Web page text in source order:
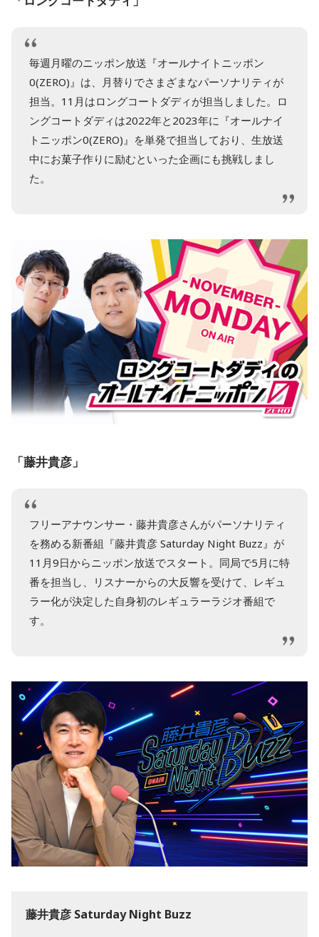
毎週月曜のニッポン放送『オールナイトニッポン
0(ZERO)』は、月替りでさまざまなパーソナリティが
担当。11月はロングコートダディが担当しました。ロ
ングコートダディは2022年と2023年に『オールナイ
トニッポン0(ZERO)』を単発で担当しており、生放送
中にお菓子作りに励むといった企画にも挑戦しまし
た。
「藤井貴彦」
フリーアナウンサー・藤井貴彦さんがパーソナリティ
を務める新番組『藤井貴彦 Saturday Night Buzz』が
11月9日からニッポン放送でスタート。同局で5月に特
番を担当し、リスナーからの大反響を受けて、レギュ
ラー化が決定した自身初のレギュラーラジオ番組で
す。
藤井貴彦 Saturday Night Buzz